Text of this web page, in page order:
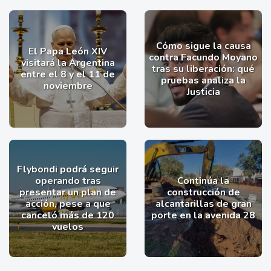
El Papa León XIV
visitará la Argentina
entre el 8 y el 11 de
noviembre
Cómo sigue la causa
contra Facundo Moyano
tras su liberación: qué
pruebas analiza la
Justicia
Flybondi podrá seguir
operando tras
presentar un plan de
acción, pese a que
canceló más de 120
vuelos
Continúa la
construcción de
alcantarillas de gran
porte en la avenida 28